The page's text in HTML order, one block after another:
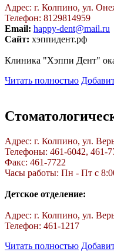
Адрес: г. Колпино, ул.
Телефон: 8129814959
Email: happy-dent@mail.ru
Сайт: хэппидент.рф
Клиника "Хэппи Дент"
Читать полностью
Адрес: г. Колпино, ул.
Телефоны: 461-6042, 461-
Факс: 461-7722
Часы работы: Пн - Пт с
Детское отделение:
Адрес: г. Колпино, ул.
Телефон: 461-1217
Читать полностью